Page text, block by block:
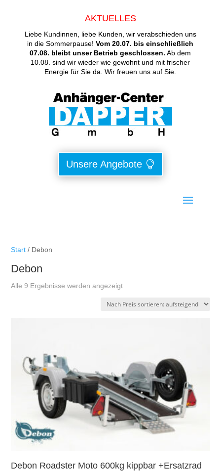
AKTUELLES
Liebe Kundinnen, liebe Kunden, wir verabschieden uns
in die Sommerpause!Vom 20.07. bis einschließlich
07.08. bleibt unser Betrieb geschlossen. Ab dem
10.08. sind wir wieder wie gewohnt und mit frischer
Energie für Sie da. Wir freuen uns auf Sie.
Unsere Angebote
Start / Debon
Debon
Alle 9 Ergebnisse werden angezeigtNach
sortiert:
Debon Roadster Moto 600kg kippbar +Ersatzrad